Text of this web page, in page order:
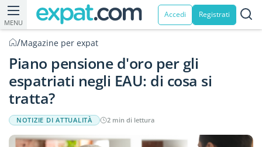
MENU
Accedi Registrati
/Magazine per expat
Piano pensione d'oro per gli
espatriati negli EAU: di cosa si
tratta?
NOTIZIE DI ATTUALITÀ 2 min di lettura